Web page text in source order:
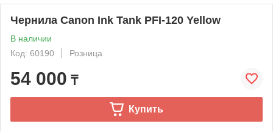
Чернила Canon Ink Tank PFI-120 Yellow
В наличии
Код: 60190
Розница
54 000 ₸
Купить